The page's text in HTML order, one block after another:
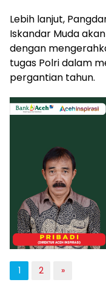
Lebih lanjut,
Iskandar Muda
dengan
tugas Polri dalam
pergantian tahun.
1 2 »